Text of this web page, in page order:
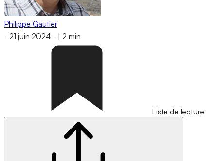
Philippe Gautier
- 21 juin 2024 - 2 min
Liste de lecture